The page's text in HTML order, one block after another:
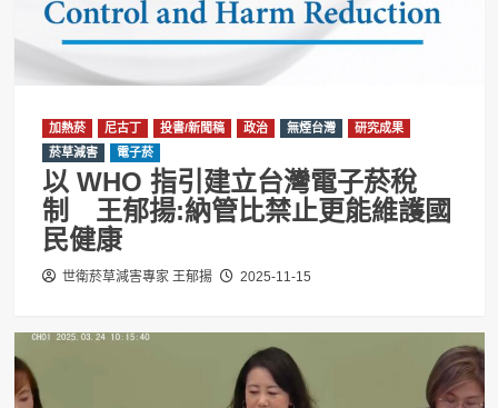
加熱菸 尼古丁 投書/新聞稿 政治 無煙台灣
研究成果
菸草減害
電子菸
以 WHO 指引建立台灣電子菸稅
制 王郁揚:納管比禁止更能維護國
民健康
世衛菸草減害專家 王郁揚 2025-11-15